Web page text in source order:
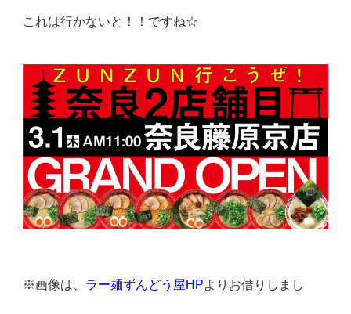
これは行かないと！！ですね☆
※画像は、 ラー麺ずんどう屋HPよりお借りしまし